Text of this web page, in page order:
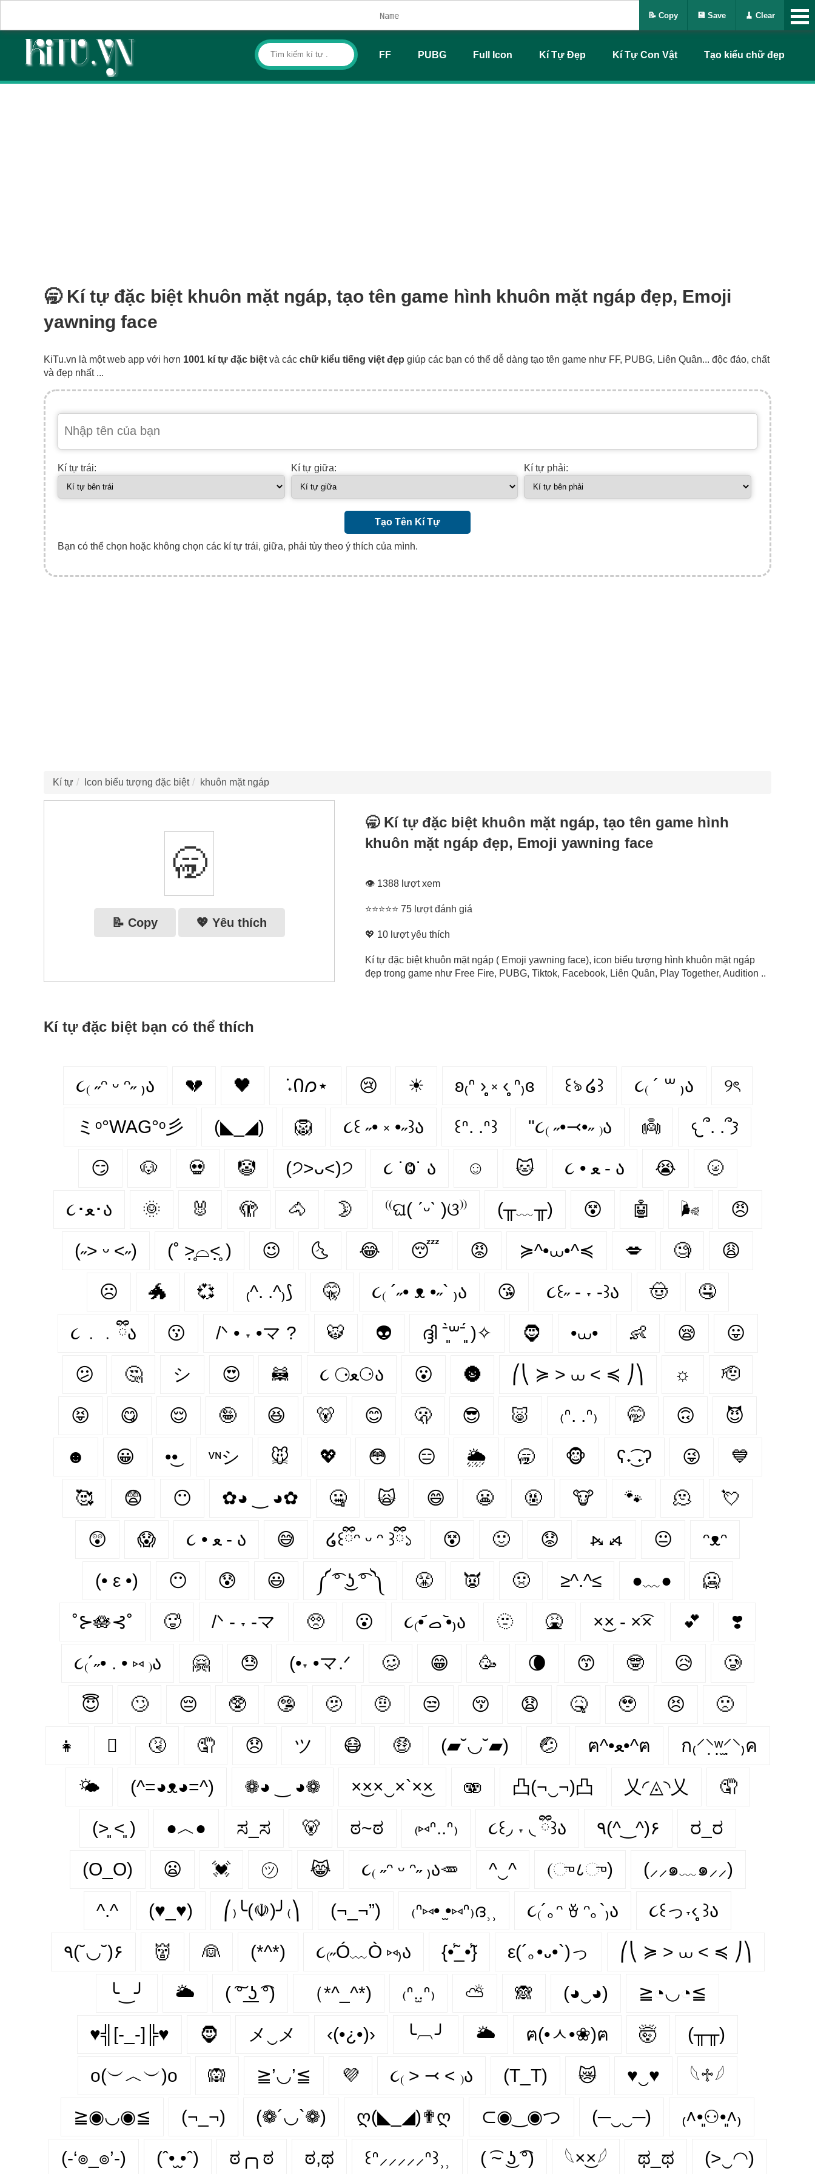
FF PUBG Full Icon Kí Tự Đẹp Kí Tự Con Vật Tạo kiểu chữ đẹp
🥱 Kí tự đặc biệt khuôn mặt ngáp, tạo tên game hình khuôn mặt ngáp đẹp, Emoji
yawning face
KiTu.vn là một web app với hơn 1001 kí tự đặc biệt và các chữ kiểu tiếng việt đẹp giúp các bạn có thể dễ dàng tạo tên game như FF, PUBG, Liên Quân... độc đáo, chất
và đẹp nhất ...
Kí tự trái: Kí tự giữa: Kí tự phải:
Tạo Tên Kí Tự
Bạn có thể chọn hoặc không chọn các kí tự trái, giữa, phải tùy theo ý thích của mình.
Kí tự Icon biểu tượng đặc biệt khuôn mặt ngáp
🥱
📝 Copy 💖 Yêu thích
🥱 Kí tự đặc biệt khuôn mặt ngáp, tạo tên game hình
khuôn mặt ngáp đẹp, Emoji yawning face
👁 1388 lượt xem
⭐⭐⭐⭐⭐ 75 lượt đánh giá
💖 10 lượt yêu thích
Kí tự đặc biệt khuôn mặt ngáp ( Emoji yawning face), icon biểu tượng hình khuôn mặt ngáp
đẹp trong game như Free Fire, PUBG, Tiktok, Facebook, Liên Quân, Play Together, Audition ..
Kí tự đặc biệt bạn có thể thích
૮₍ ˶ᵔ ᵕ ᵔ˶ ₎ა 💔 🖤 ݁ ˖Ი𐑼⋆ 😢 ☀ ʚ₍ᐢ ›̥̥̥ ༝ ‹̥̥̥ ᐢ₎ɞ ꒰ঌ ໒꒱ ૮₍ ´ ꒳ ₎ა ୨ৎ
ミᵒ°WAG°ᵒ彡 (◣_◢) 🦁 ૮꒰ ˶• ༝ •˶꒱ა ꒰ᐢ. .ᐢ꒱ "૮₍ ˶•⤙•˶ ₎ა 👼 𐔌՞. .՞𐦯
😏 🐶 💀 🤡 (੭˃ᴗ˂)੭ ૮ ˙Ⱉ˙ ა ☺ 🐱 ૮ • ﻌ - ა 😭 🌝
૮･ﻌ･ა 🌞 🐰 🫣 🐴 🌛 ⁽⁽ଘ( ˊᵕˋ )ଓ⁾⁾ (╥﹏╥) 😵‍ 🤖 🌬 😠
(˶˃ ᵕ ˂˶) (˚ ˃̣̣̥⌓˂̣̣̥ ) 😉 🌜 😂 😴 😡 ≽^•⩊•^≼ 💋 🧐 😩
☹ 🐲 💞 ₍^. .^₎⟆ 🤫 ૮₍ ´˶• ᴥ •˶` ₎ა 😘 ૮꒰˶ - ˕ -꒱ა 🤠 🤤
૮ ․ ․ ྀིა 😗 /ᐠ • ˕ •マ ? 🐯 👽 ദ്ദി ˉ͈̀꒳ˉ͈́ )✧ 🧔 •⩊• 👶 😪 😛
😕 🤔 シ 😍 🦝 ૮ ⚆ﻌ⚆ა 😮 🌚 ⎛⎝ ≽ > ⩊ < ≼ ⎠⎞ ☼ 🫡
😝 😋 😌 🤪 😆 🐻‍ 😊 🫢 😎 🐷 ₍ᐢ. .ᐢ₎ 🤭 🙃 😈
☻ 😀 •͜• ᵛᶰシ 🐭 💖 😳 😑 🌦 🥱 🐵 ʕ˖͜͡ ˖ʔ 😜 💙
🥰 😨 😶‍ ✿◕ ‿ ◕✿ 🤐 🙀 😄 😬 🤬 🐮 🐾 🫠 💘
😲 😱 ૮ • ﻌ - ა⁩ 😅 ໒꒰ྀིᵔ ᵕ ᵔ ꒱ྀི১ 😵 🙂 😟 ⦮ ⦯ 😐 ᵔᴥᵔ
(• ε •) 😶 😰 😃 ༼ ͡° ͜ʖ ͡° ༽ 😤 👿 🤢 ≥^.^≤ ●﹏● 🥶
˚⊱🪷⊰˚ 🥵 /ᐠ - ˕ -マ 🥺 😮‍ ૮₍•᷄ ࡇ •᷅₎ა 🫥 🤮 ×͜× - ×͡× 💕 ❣️
૮₍´˶• . • ⑅ ₎ა 🤗 😓 (•˕ •マ.ᐟ 🥴 😁 🥳 🌘 😙 🤓 😥 🥲
😇 🙄 😔 🥸 🤥 🫤 🤨 😒 😚 😧 🤒 🥹 😣 🙁
👧 🫩 🤧 🤦‍ 😞 ツ 😷 🤑 (▰˘◡˘▰) 🤕 ฅ^•ﻌ•^ฅ ก₍⸍⸌̣ʷ̣̫⸍̣⸌₎ค
🌤 (^=◕ᴥ◕=^) ❁◕ ‿ ◕❁ ×͜××‿×`×͜× 🫨 凸(¬‿¬)凸 乂◜◬◝乂 🤦
(˃͈ ˂͈ ) ●︿● ಸ_ಸ 🐻 ಠ~ಠ ₍⑅ᐢ..ᐢ₎ ૮꒰◞ ˕ ◟ ྀི꒱ა ٩(^‿^)۶ ರ_ರ
(O_O) 😦 💓 ㋡ 😹 ૮₍ ˶ᵔ ᵕ ᵔ˶ ₎ა🥕 ^‿^ (ு८ு) (⸝⸝๑﹏๑⸝⸝)
^.^ (♥_♥) ⎛₎╰(☫)╯₍⎞ (¬_¬”) ₍ᐢ⑅• ̫•⑅ᐢ₎ദ⸒⸒ ૮₍´｡ᵔ ꈊ ᵔ｡`₎ა ૮꒰っ˕‹̥̥̥ ꒱ა
٩(˘◡˘)۶ 👹 👰 (*^*) ૮₍˶Ó﹏Ò ⑅₎ა {•̃̾_•̃̾} ε(´｡•᎑•`)っ ⎛⎝ ≽ > ⩊ < ≼ ⎠⎞
╰‿╯ 🌥 ( ͠° ͟ʖ ͡°) （*^_^*) ₍ᐢ.̫.ᐢ₎ ⛅ 🙈 (◕‿◕) ≧◔◡◔≦
♥╣[-_-]╠♥ 🧔‍ メ‿メ ‹(•¿•)› ╰︹╯ 🌥️ ฅ(•ㅅ•❀)ฅ 🤯 (╥╥)
o(︶︿︶)o 🙉 ≧’◡’≦ 💜 ૮₍ ˃ ⤙ ˂ ₎ა (T_T) 😿 ♥‿♥ 𓆩♱𓆪
≧◉◡◉≦ (¬_¬) (❁´◡`❁) ღ(◣_◢)✟ღ ⊂◉‿◉つ (─‿‿─) ₍˄•͈⚇•͈˄₎
(-‘๏_๏’-) (ˆ•̮ ̮•ˆ) ಠ╭╮ಠ ಠ,ಥ ꒰ᐢ⸝⸝⸝⸝⸝ᐢ꒱⸒⸒ ( ͡~ ͜ʖ ͡°) 𓆩×͜×𓆪 ಥ_ಥ (>‿◠)
📝 Copy 💾 Save 🧹 Clear